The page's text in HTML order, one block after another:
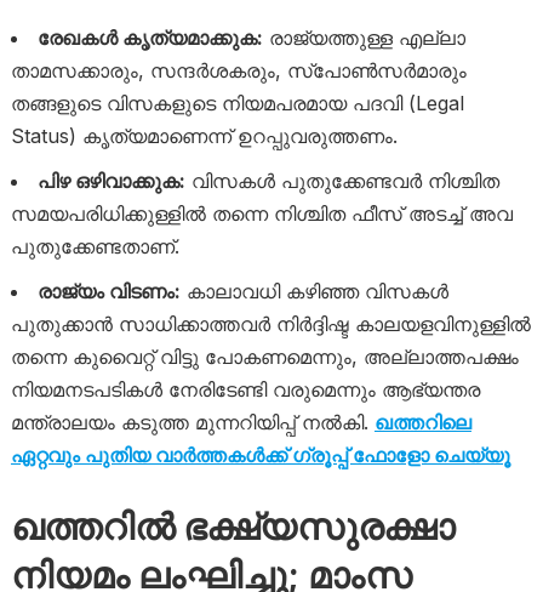
രേഖകൾ കൃത്യമാക്കുക: രാജ്യത്തുള്ള എല്ലാ
താമസക്കാരും, സന്ദർശകരും, സ്പോൺസർമാരും
തങ്ങളുടെ വിസകളുടെ നിയമപരമായ പദവി (Legal
Status) കൃത്യമാണെന്ന് ഉറപ്പുവരുത്തണം.
പിഴ ഒഴിവാക്കുക: വിസകൾ പുതുക്കേണ്ടവർ നിശ്ചിത
സമയപരിധിക്കുള്ളിൽ തന്നെ നിശ്ചിത ഫീസ് അടച്ച് അവ
പുതുക്കേണ്ടതാണ്.
രാജ്യം വിടണം: കാലാവധി കഴിഞ്ഞ വിസകൾ
പുതുക്കാൻ സാധിക്കാത്തവർ നിർദ്ദിഷ്ട കാലയളവിനുള്ളിൽ
തന്നെ കുവൈറ്റ് വിട്ടു പോകണമെന്നും, അല്ലാത്തപക്ഷം
നിയമനടപടികൾ നേരിടേണ്ടി വരുമെന്നും ആഭ്യന്തര
മന്ത്രാലയം കടുത്ത മുന്നറിയിപ്പ് നൽകി. ഖത്തറിലെ
ഏറ്റവും പുതിയ വാർത്തകൾക്ക് ഗ്രൂപ്പ് ഫോളോ ചെയ്യൂ
ഖത്തറിൽ ഭക്ഷ്യസുരക്ഷാ
നിയമം ലംഘിച്ചു; മാംസ